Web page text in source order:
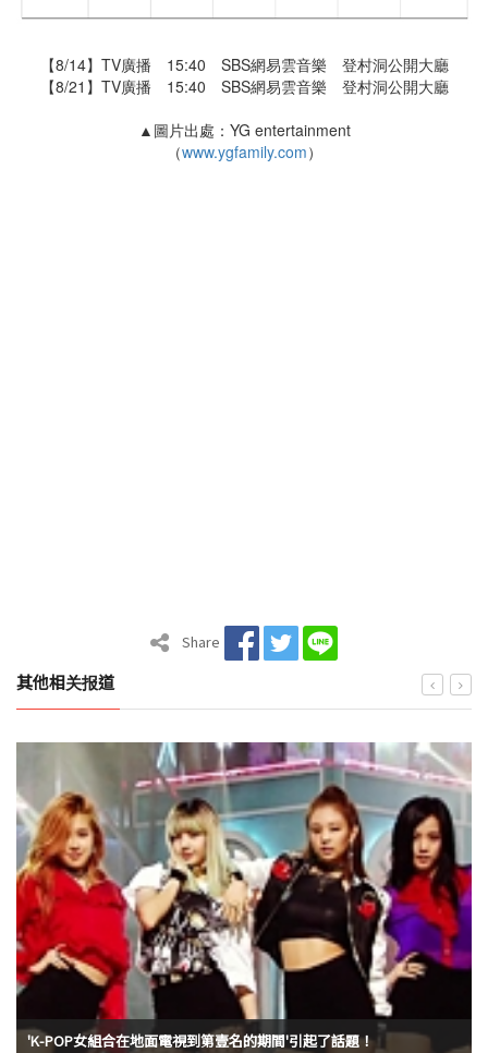
【8/14】TV廣播 15:40 SBS網易雲音樂 登村洞 公開大廳
【8/21】TV廣播 15:40 SBS網易雲音樂 登村洞 公開大廳
▲圖片出處：YG entertainment
（www.ygfamily.com）
Share
其他相关报道
'K-POP女組合在地面電視到第壹名的期間'引起了話題！